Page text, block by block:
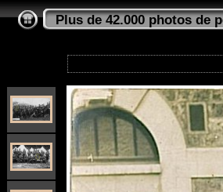
Plus de 42.000 photos de